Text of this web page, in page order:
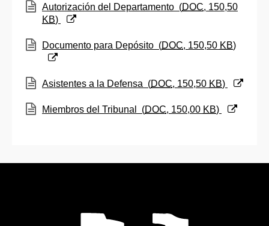
(Abre una nueva ventana)
Autorización del Departamento (DOC, 150,50
KB)
(Abre una nueva ventana)
Documento para Depósito (DOC, 150,50 KB)
(Abre una nueva ventana)
Asistentes a la Defensa (DOC, 150,50 KB)
(Abre una nueva ventana)
Miembros del Tribunal (DOC, 150,00 KB)